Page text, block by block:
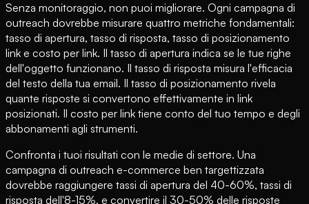
Senza monitoraggio, non puoi migliorare. Ogni campagna di
outreach dovrebbe misurare quattro metriche fondamentali:
tasso di apertura, tasso di risposta, tasso di posizionamento
link e costo per link. Il tasso di apertura indica se le tue righe
dell'oggetto funzionano. Il tasso di risposta misura l'efficacia
del testo della tua email. Il tasso di posizionamento rivela
quante risposte si convertono effettivamente in link
posizionati. Il costo per link tiene conto del tuo tempo e degli
abbonamenti agli strumenti.
Confronta i tuoi risultati con le medie di settore. Una
campagna di outreach e-commerce ben targettizzata
dovrebbe raggiungere tassi di apertura del 40-60%, tassi di
risposta dell'8-15%, e convertire il 30-50% delle risposte